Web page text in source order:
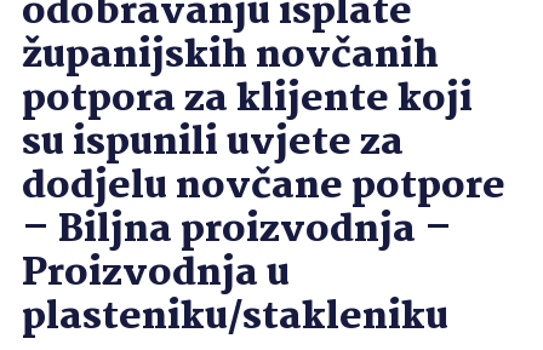
odobravanju isplate
županijskih novčanih
potpora za klijente koji
su ispunili uvjete za
dodjelu novčane potpore
– Biljna proizvodnja –
Proizvodnja u
plasteniku/stakleniku